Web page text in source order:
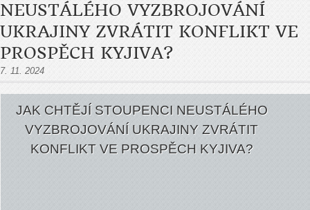
NEUSTÁLÉHO VYZBROJOVÁNÍ
UKRAJINY ZVRÁTIT KONFLIKT VE
PROSPĚCH KYJIVA?
7. 11. 2024
JAK CHTĚJÍ STOUPENCI NEUSTÁLÉHO
VYZBROJOVÁNÍ UKRAJINY ZVRÁTIT
KONFLIKT VE PROSPĚCH KYJIVA?